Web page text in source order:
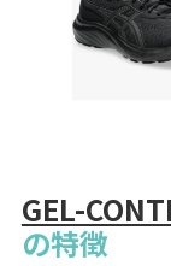
GEL-
の特徴